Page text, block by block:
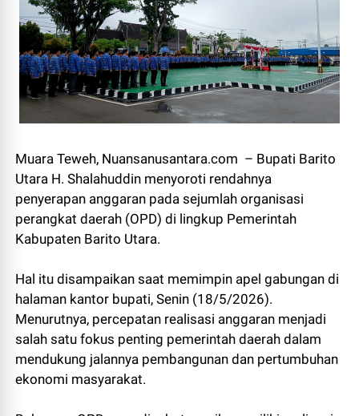
Muara Teweh, Nuansanusantara.com – Bupati Barito
Utara H. Shalahuddin menyoroti rendahnya
penyerapan anggaran pada sejumlah organisasi
perangkat daerah (OPD) di lingkup Pemerintah
Kabupaten Barito Utara.
Hal itu disampaikan saat memimpin apel gabungan di
halaman kantor bupati, Senin (18/5/2026).
Menurutnya, percepatan realisasi anggaran menjadi
salah satu fokus penting pemerintah daerah dalam
mendukung jalannya pembangunan dan pertumbuhan
ekonomi masyarakat.